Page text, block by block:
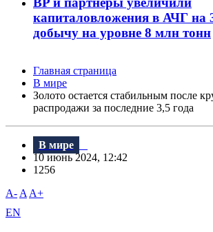
капиталовложения в АЧГ на
добычу на уровне 8 млн тонн
Главная страница
В мире
Золото остается стабильным после
распродажи за последние 3,5 года
В мире
10 июнь 2024, 12:42
1256
A- A A+
EN